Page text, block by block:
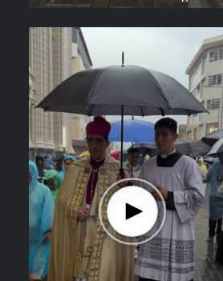
el recorrido del Divino Salvador del
Steven Anzora